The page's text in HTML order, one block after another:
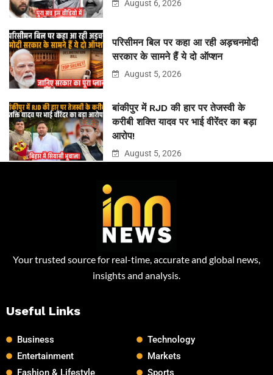
August 6, 2026
परिसीमन बिल पर कहा आ रही अड़चनमोदी
सरकार के सामने हैं ये दो ऑप्शन
August 5, 2026
बांकीपुर में RJD की हार पर तेजस्वी के
करीबी शक्ति यादव पर भाई वीरेंदर का बड़ा
आरोप!
August 5, 2026
Your trusted source for real-time, accurate and global news,
insights and analysis.
Useful Links
Business
Entertainment
Fashion & Lifestyle
Technology
Markets
Sports